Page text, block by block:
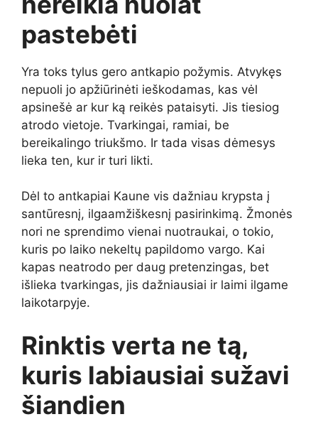
pastebėti
Yra toks tylus gero antkapio požymis. Atvykęs
nepuoli jo apžiūrinėti ieškodamas, kas vėl
apsinešė ar kur ką reikės pataisyti. Jis tiesiog
atrodo vietoje. Tvarkingai, ramiai, be
bereikalingo triukšmo. Ir tada visas dėmesys
lieka ten, kur ir turi likti.
Dėl to antkapiai Kaune vis dažniau krypsta į
santūresnį, ilgaamžiškesnį pasirinkimą. Žmonės
nori ne sprendimo vienai nuotraukai, o tokio,
kuris po laiko nekeltų papildomo vargo. Kai
kapas neatrodo per daug pretenzingas, bet
išlieka tvarkingas, jis dažniausiai ir laimi ilgame
laikotarpyje.
Rinktis verta ne tą,
kuris labiausiai sužavi
šiandien